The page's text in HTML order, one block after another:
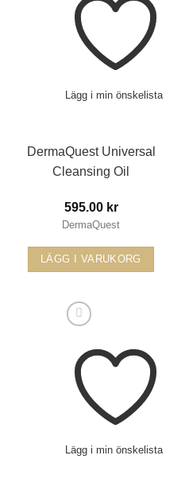
Lägg i min önskelista
DermaQuest Universal
Cleansing Oil
595.00 kr
DermaQuest
LÄGG I VARUKORG
Lägg i min önskelista